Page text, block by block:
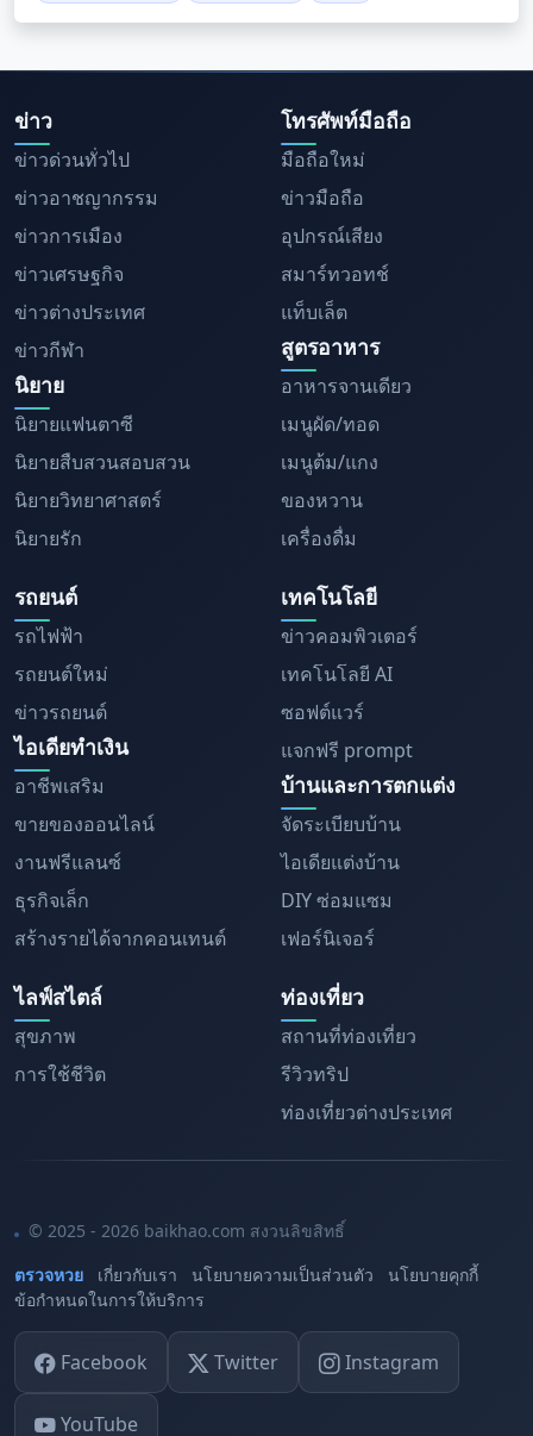
ข่าว
ข่าวด่วนทั่วไป
ข่าวอาชญากรรม
ข่าวการเมือง
ข่าวเศรษฐกิจ
ข่าวต่างประเทศ
ข่าวกีฬา
นิยาย
นิยายแฟนตาซี
นิยายสืบสวนสอบสวน
นิยายวิทยาศาสตร์
นิยายรัก
โทรศัพท์มือถือ
มือถือใหม่
ข่าวมือถือ
อุปกรณ์เสียง
สมาร์ทวอทช์
แท็บเล็ต
สูตรอาหาร
อาหารจานเดียว
เมนูผัด/ทอด
เมนูต้ม/แกง
ของหวาน
เครื่องดื่ม
รถยนต์
รถไฟฟ้า
รถยนต์ใหม่
ข่าวรถยนต์
ไอเดียทำเงิน
อาชีพเสริม
ขายของออนไลน์
งานฟรีแลนซ์
ธุรกิจเล็ก
สร้างรายได้จากคอนเทนต์
เทคโนโลยี
ข่าวคอมพิวเตอร์
เทคโนโลยี AI
ซอฟต์แวร์
แจกฟรี prompt
บ้านและการตกแต่ง
จัดระเบียบบ้าน
ไอเดียแต่งบ้าน
DIY ซ่อมแซม
เฟอร์นิเจอร์
ไลฟ์สไตล์
สุขภาพ
การใช้ชีวิต
ท่องเที่ยว
สถานที่ท่องเที่ยว
รีวิวทริป
ท่องเที่ยวต่างประเทศ
© 2025 - 2026 baikhao.com สงวนลิขสิทธิ์
ตรวจหวย
เกี่ยวกับเรา นโยบายความเป็นส่วนตัว
นโยบายคุกกี้
ข้อกำหนดในการให้บริการ
Facebook Twitter Instagram
YouTube